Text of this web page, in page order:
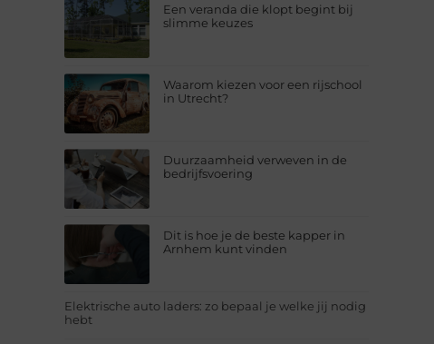
Een veranda die klopt begint bij
slimme keuzes
Waarom kiezen voor een rijschool
in Utrecht?
Duurzaamheid verweven in de
bedrijfsvoering
Dit is hoe je de beste kapper in
Arnhem kunt vinden
Elektrische auto laders: zo bepaal je welke jij nodig
hebt